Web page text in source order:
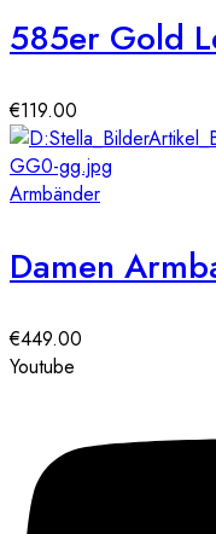
€119.00
Armbänder
€449.00
Youtube